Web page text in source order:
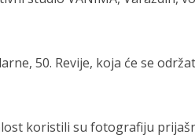
50. Revije, koja će se
koristili su fotografiju